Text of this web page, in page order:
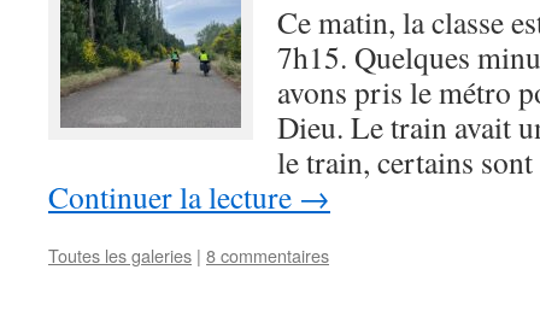
Ce matin, la classe
7h15. Quelques
avons pris le métro
Dieu. Le train avait
le train, certains
Continuer la lecture →
Toutes les galeries | 8 commentaires